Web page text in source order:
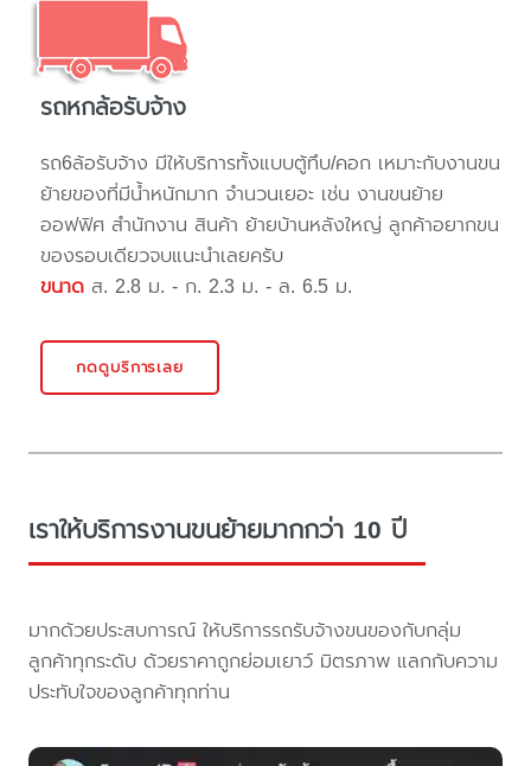
รถหกล้อรับจ้าง
รถ6ล้อรับจ้าง มีให้บริการทั้งแบบตู้ทึบ/คอก เหมาะกับงานขน
ย้ายของที่มีน้ำหนักมาก จำนวนเยอะ เช่น งานขนย้าย
ออฟฟิศ สำนักงาน สินค้า ย้ายบ้านหลังใหญ่ ลูกค้าอยากขน
ของรอบเดียวจบแนะนำเลยครับ
ขนาด ส. 2.8 ม. - ก. 2.3 ม. - ล. 6.5 ม.
กดดูบริการเลย
เราให้บริการงานขนย้ายมากกว่า 10 ปี
มากด้วยประสบการณ์ ให้บริการรถรับจ้างขนของกับกลุ่ม
ลูกค้าทุกระดับ ด้วยราคาถูกย่อมเยาว์ มิตรภาพ แลกกับความ
ประทับใจของลูกค้าทุกท่าน